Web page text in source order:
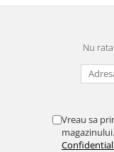
Nu
Vreau sa